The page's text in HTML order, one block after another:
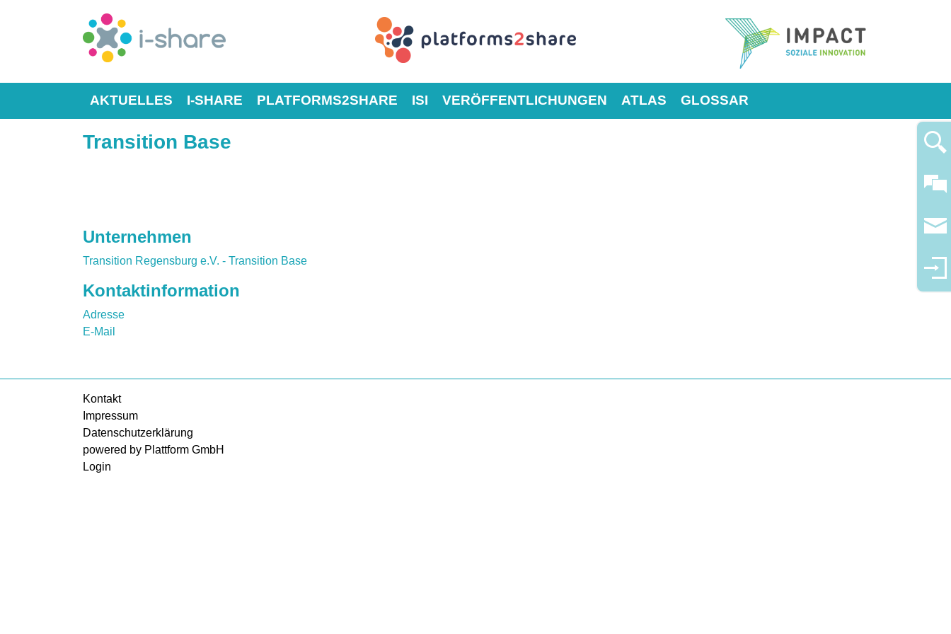
AKTUELLES I-SHARE PLATFORMS2SHARE ISI VERÖFFENTLICHUNGEN ATLAS GLOSSAR
Transition Base
Unternehmen
Transition Regensburg e.V. - Transition Base
Kontaktinformation
Adresse
E-Mail
Kontakt
Impressum
Datenschutzerklärung
powered by Plattform GmbH
Login